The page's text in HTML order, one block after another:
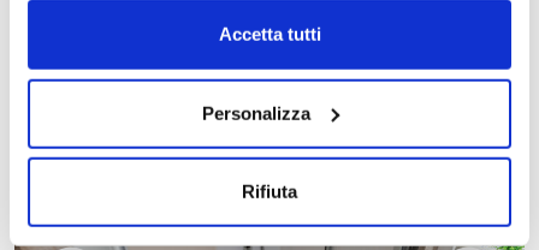
Accetta tutti
Personalizza
Rifiuta